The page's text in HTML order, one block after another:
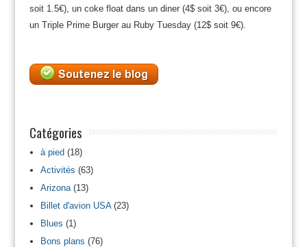
soit 1.5€), un coke float dans un diner (4$ soit 3€), ou encore
un Triple Prime Burger au Ruby Tuesday (12$ soit 9€).
Catégories
à pied(18)
Activités (63)
Arizona(13)
Billet d'avion USA(23)
Blues (1)
Bons plans (76)